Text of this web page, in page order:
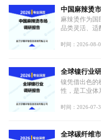
中国麻辣烫
麻辣烫作为国
品类灵活、适
型，叠加消费
特点，在消费
具备强劲的发
时间：2026-08-
全球镍行业
镍凭借出色的
性，是工业体
用价值难以被
型为新能源核
时间：2026-07-
全球碳纤维